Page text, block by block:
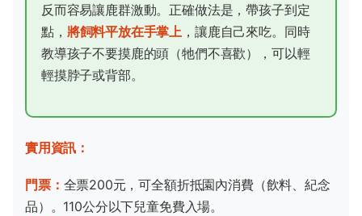
反而容易讓鹿群激動。正確做法是，帶孩子到定
點， 將飼料平放在手掌上 ，讓鹿自己來吃。同時
教導孩子不要摸鹿的頭（牠們不喜歡），可以輕
輕摸脖子或背部。
實用資訊：
門票： 全票200元，可全額折抵園內消費（飲料、紀念
品）。110公分以下兒童免費入場。